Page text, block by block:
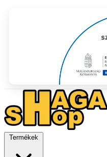
Termékek